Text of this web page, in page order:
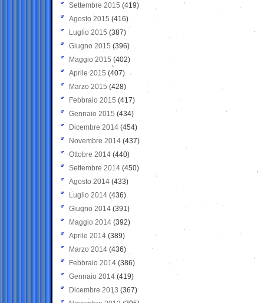
Settembre 2015 (419)
Agosto 2015 (416)
Luglio 2015 (387)
Giugno 2015 (396)
Maggio 2015 (402)
Aprile 2015 (407)
Marzo 2015 (428)
Febbraio 2015 (417)
Gennaio 2015 (434)
Dicembre 2014 (454)
Novembre 2014 (437)
Ottobre 2014 (440)
Settembre 2014 (450)
Agosto 2014 (433)
Luglio 2014 (436)
Giugno 2014 (391)
Maggio 2014 (392)
Aprile 2014 (389)
Marzo 2014 (436)
Febbraio 2014 (386)
Gennaio 2014 (419)
Dicembre 2013 (367)